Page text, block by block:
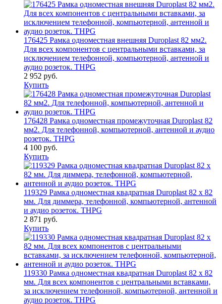
176425 Рамка одноместная внешняя Duroplast 82 мм2.
Для всех компонентов с центральными вставками, за
исключением телефонной, компьютерной, антенной и
аудио розеток. THPG
2 952 руб.
Купить
176428 Рамка одноместная промежуточная Duroplast 82
мм2. Для телефонной, компьютерной, антенной и аудио
розеток. THPG
4 100 руб.
Купить
119329 Рамка одноместная квадратная Duroplast 82 x 82
мм. Для диммера, телефонной, компьютерной, антенной
и аудио розеток. THPG
2 871 руб.
Купить
119330 Рамка одноместная квадратная Duroplast 82 x 82
мм. Для всех компонентов с центральными вставками,
за исключением телефонной, компьютерной, антенной и
аудио розеток. THPG